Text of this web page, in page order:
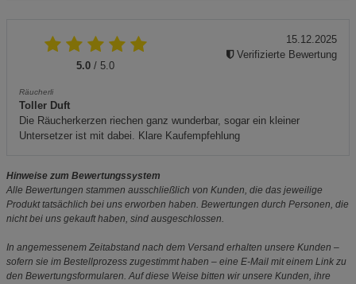
5.0 / 5.0
Räucherli
Toller Duft
Die Räucherkerzen riechen ganz wunderbar, sogar ein kleiner
Untersetzer ist mit dabei. Klare Kaufempfehlung
15.12.2025
Verifizierte Bewertung
Hinweise zum Bewertungssystem
Alle Bewertungen stammen ausschließlich von Kunden, die das jeweilige
Produkt tatsächlich bei uns erworben haben. Bewertungen durch Personen, die
nicht bei uns gekauft haben, sind ausgeschlossen.
In angemessenem Zeitabstand nach dem Versand erhalten unsere Kunden –
sofern sie im Bestellprozess zugestimmt haben – eine E-Mail mit einem Link zu
den Bewertungsformularen. Auf diese Weise bitten wir unsere Kunden, ihre